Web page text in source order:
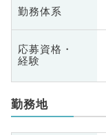
勤務体系
応募資格・
経験
勤務地